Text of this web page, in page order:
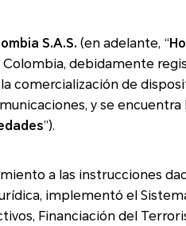
S.A.S. (en adelante, “
debidamente registrada
comercialización de
y se
”).
a las instrucciones
Proliferación de